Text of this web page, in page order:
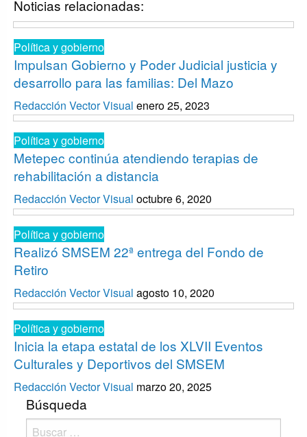
Noticias relacionadas:
Política y gobierno
Impulsan Gobierno y Poder Judicial justicia y
desarrollo para las familias: Del Mazo
Redacción Vector Visual enero 25, 2023
Política y gobierno
Metepec continúa atendiendo terapias de
rehabilitación a distancia
Redacción Vector Visual octubre 6, 2020
Política y gobierno
Realizó SMSEM 22ª entrega del Fondo de
Retiro
Redacción Vector Visual agosto 10, 2020
Política y gobierno
Inicia la etapa estatal de los XLVII Eventos
Culturales y Deportivos del SMSEM
Redacción Vector Visual marzo 20, 2025
Búsqueda
Buscar: